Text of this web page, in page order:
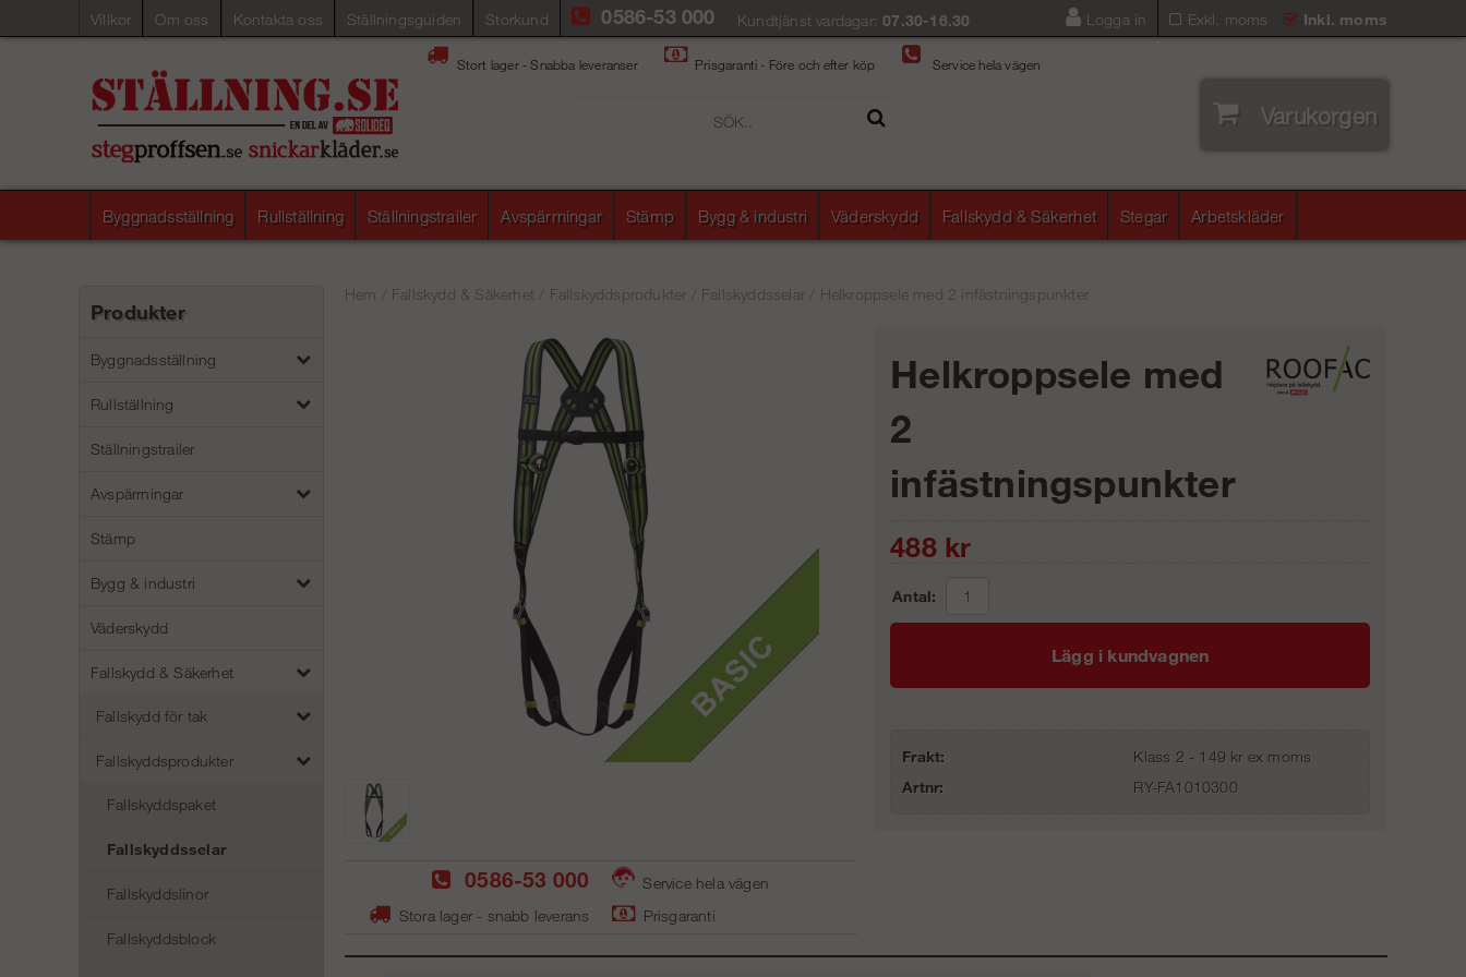
Villkor Om oss Kontakta oss Ställningsguiden Storkund Exkl. moms Inkl. moms
0586-53 000 Kundtjänst vardagar:07.30-16.30 Logga in
Stort lager - Snabba leveranser Prisgaranti - Före och efter köp Service hela vägen
Varukorgen
Byggnadsställning Rullställning Ställningstrailer Avspärrningar Stämp Bygg & industri Väderskydd Fallskydd & Säkerhet Stegar Arbetskläder
Produkter
Byggnadsställning
Rullställning
Ställningstrailer
Avspärrningar
Stämp
Bygg & industri
Väderskydd
Fallskydd & Säkerhet
Fallskydd för tak
Fallskyddsprodukter
Fallskyddspaket
Fallskyddsselar
Fallskyddslinor
Fallskyddsblock
Hem Fallskydd & Säkerhet Fallskyddsprodukter Fallskyddsselar Helkroppsele med 2 infästningspunkter
0586-53 000
Service hela vägen
Stora lager - snabb leverans
Prisgaranti
Helkroppsele med
2
infästningspunkter
488kr
Antal:
Lägg i kundvagnen
Frakt:
Klass 2 - 149 kr ex moms
Artnr:
RY-FA1010300